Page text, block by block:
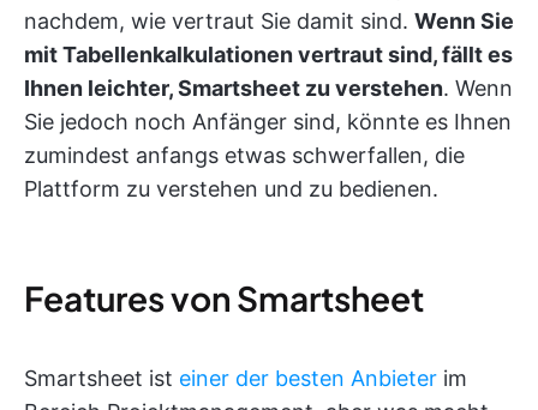
nachdem, wie vertraut Sie damit sind. Wenn Sie
mit Tabellenkalkulationen vertraut sind, fällt es
Ihnen leichter, Smartsheet zu verstehen. Wenn
Sie jedoch noch Anfänger sind, könnte es Ihnen
zumindest anfangs etwas schwerfallen, die
Plattform zu verstehen und zu bedienen.
Features von Smartsheet
Smartsheet ist einer der besten Anbieter im